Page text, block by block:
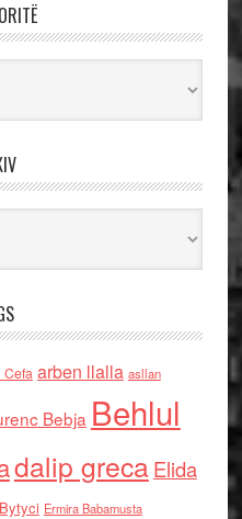
Cefa arben llalla asllan
Bebja Behlul
dalip grecaElida
Ermira Babamusta